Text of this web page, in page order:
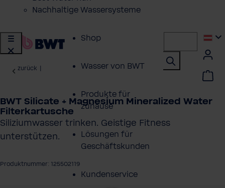
Nachhaltige Wassersysteme
Shop
Wasser von BWT
Produkte für
zuhause
Lösungen für
Geschäftskunden
Kundenservice
zurück
BWT Silicate + Magnesium Mineralized Water
Filterkartusche
Siliziumwasser trinken. Geistige Fitness
unterstützen.
Produktnummer: 125502119